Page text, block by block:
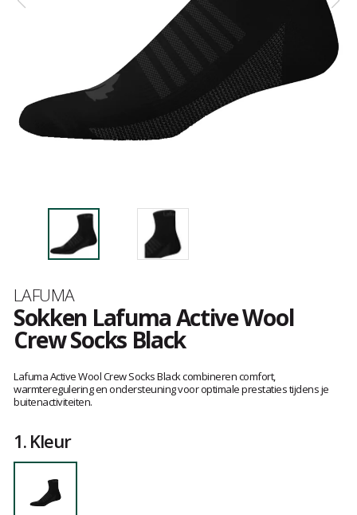
Merk
LAFUMA
Sokken Lafuma Active Wool
Crew Socks Black
oordeel
van
klanten
Lafuma Active Wool Crew Socks Black combineren comfort,
warmteregulering en ondersteuning voor optimale prestaties tijdens je
buitenactiviteiten.
1.Kleur